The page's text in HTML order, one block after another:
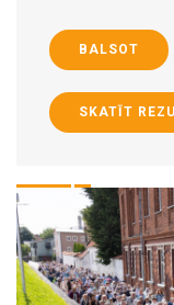
BALSOT
SKATĪT